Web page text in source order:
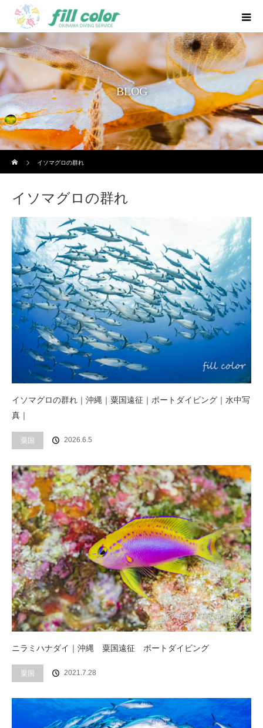
BLOG
イソマグロの群れ
イソマグロの群れ
イソマグロの群れ｜沖縄｜粟国遠征｜ボートダイビング｜水中写
真｜
粟国 2026.6.5
ニラミハナダイ｜沖縄 粟国遠征 ボートダイビング
粟国 2021.7.28